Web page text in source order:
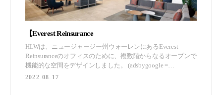
【Everest Reinsurance
HLWは、ニュージャージー州ウォーレンにあるEverest
Reinsuranceのオフィスのために、複数階からなるオープンで
機能的な空間をデザインしました。 (adsbygoogle =
window.adsbygoogle || []).push({}); 階段の照明や、アトリウム
2022-08-17